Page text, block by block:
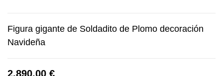
Figura gigante de Soldadito de Plomo decoración
Navideña
2.890,00 €